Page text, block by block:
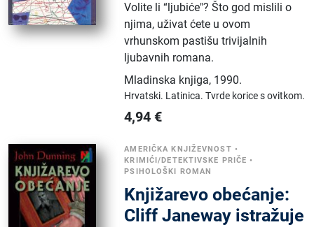
Volite li “ljubiće"? Što god mislili o
njima, uživat ćete u ovom
vrhunskom pastišu trivijalnih
ljubavnih romana.
Mladinska knjiga, 1990.
Hrvatski. Latinica.Tvrde korice s ovitkom.
4,94 €
AMERIČKA KNJIŽEVNOST •
KRIMIĆI/DETEKTIVSKE PRIČE •
PSIHOLOŠKI ROMAN
Knjižarevo obećanje:
Cliff Janeway istražuje